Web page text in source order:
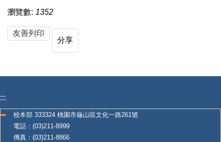
瀏覽數: 1352
友善列印
分享
:::
校本部 333324 桃園市龜山區文化一路261號
電話：(03)211-8999
傳真：(03)211-8866